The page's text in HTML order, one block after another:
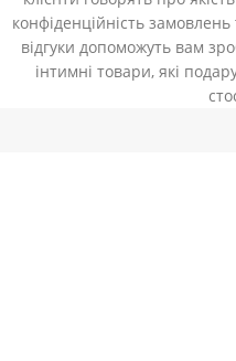
конфіденційність
відгуки допоможуть вам
інтимні товари, які